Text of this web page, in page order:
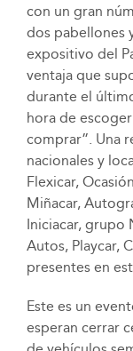
con un gran
dos pabellones
expositivo del
ventaja que
durante el
hora de
comprar”. Una
nacionales y
Flexicar,
Miñacar,
Iniciacar, grupo
Autos, Playcar,
presentes en
Este es un
esperan cerrar